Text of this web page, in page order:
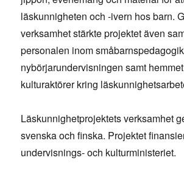
läskunnigheten och -ivern hos barn.
verksamhet stärkte projektet även
personalen inom
nybörjarundervisningen samt
kulturaktörer kring
Läskunnighetprojektets verksamhet
svenska och finska. Projektet
undervisnings- och kulturministeriet.